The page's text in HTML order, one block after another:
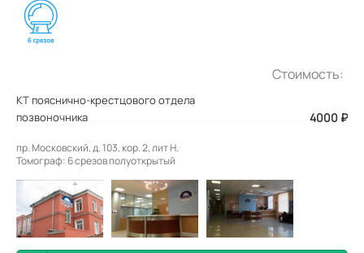
Стоимость:
КТ пояснично-крестцового отдела
позвоночника
4000 ₽
пр. Московский, д. 103, кор. 2, лит Н.
Томограф: 6 срезов полуоткрытый